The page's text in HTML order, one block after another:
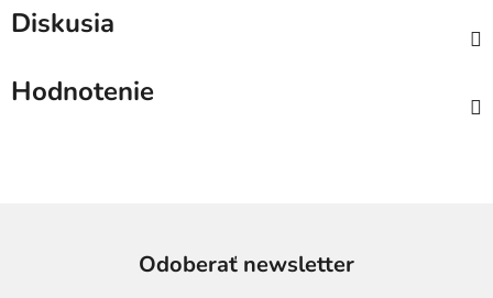
Diskusia
Hodnotenie
Odoberať newsletter